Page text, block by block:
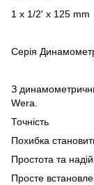
1 x 1/2' x 125 mm
Серія
З
Wera.
Точність
Похибка
Простота та
Просте